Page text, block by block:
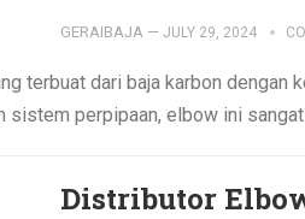
GERAIBAJA — JULY 29, 2024
terbuat dari baja karbon dengan
sistem perpipaan, elbow ini
Distributor